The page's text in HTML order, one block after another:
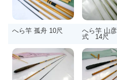
へら竿 孤舟 10尺
へら竿 山
式 14尺